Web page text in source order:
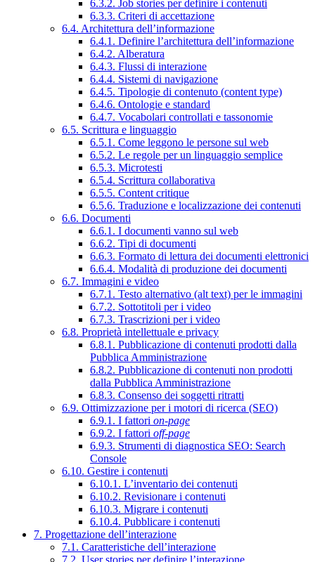
6.3.2. Job stories per definire i contenuti
6.3.3. Criteri di accettazione
6.4. Architettura dell’informazione
6.4.1. Definire l’architettura dell’informazione
6.4.2. Alberatura
6.4.3. Flussi di interazione
6.4.4. Sistemi di navigazione
6.4.5. Tipologie di contenuto (content type)
6.4.6. Ontologie e standard
6.4.7. Vocabolari controllati e tassonomie
6.5. Scrittura e linguaggio
6.5.1. Come leggono le persone sul web
6.5.2. Le regole per un linguaggio semplice
6.5.3. Microtesti
6.5.4. Scrittura collaborativa
6.5.5. Content critique
6.5.6. Traduzione e localizzazione dei contenuti
6.6. Documenti
6.6.1. I documenti vanno sul web
6.6.2. Tipi di documenti
6.6.3. Formato di lettura dei documenti elettronici
6.6.4. Modalità di produzione dei documenti
6.7. Immagini e video
6.7.1. Testo alternativo (alt text) per le immagini
6.7.2. Sottotitoli per i video
6.7.3. Trascrizioni per i video
6.8. Proprietà intellettuale e privacy
6.8.1. Pubblicazione di contenuti prodotti dalla
Pubblica Amministrazione
6.8.2. Pubblicazione di contenuti non prodotti
dalla Pubblica Amministrazione
6.8.3. Consenso dei soggetti ritratti
6.9. Ottimizzazione per i motori di ricerca (SEO)
6.9.1. I fattori on-page
6.9.2. I fattori off-page
6.9.3. Strumenti di diagnostica SEO: Search
Console
6.10. Gestire i contenuti
6.10.1. L’inventario dei contenuti
6.10.2. Revisionare i contenuti
6.10.3. Migrare i contenuti
6.10.4. Pubblicare i contenuti
7. Progettazione dell’interazione
7.1. Caratteristiche dell’interazione
7.2. User stories per definire l’interazione